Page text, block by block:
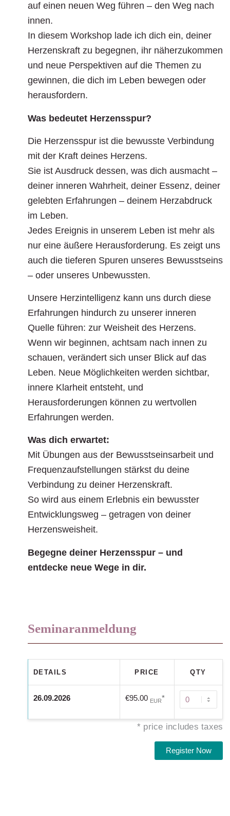
auf einen neuen Weg führen – den Weg nach
innen.
In diesem Workshop lade ich dich ein, deiner
Herzenskraft zu begegnen, ihr näherzukommen
und neue Perspektiven auf die Themen zu
gewinnen, die dich im Leben bewegen oder
herausfordern.
Was bedeutet Herzensspur?
Die Herzensspur ist die bewusste Verbindung
mit der Kraft deines Herzens.
Sie ist Ausdruck dessen, was dich ausmacht –
deiner inneren Wahrheit, deiner Essenz, deiner
gelebten Erfahrungen – deinem Herzabdruck
im Leben.
Jedes Ereignis in unserem Leben ist mehr als
nur eine äußere Herausforderung. Es zeigt uns
auch die tieferen Spuren unseres Bewusstseins
– oder unseres Unbewussten.
Unsere Herzintelligenz kann uns durch diese
Erfahrungen hindurch zu unserer inneren
Quelle führen: zur Weisheit des Herzens.
Wenn wir beginnen, achtsam nach innen zu
schauen, verändert sich unser Blick auf das
Leben. Neue Möglichkeiten werden sichtbar,
innere Klarheit entsteht, und
Herausforderungen können zu wertvollen
Erfahrungen werden.
Was dich erwartet:
Mit Übungen aus der Bewusstseinsarbeit und
Frequenzaufstellungen stärkst du deine
Verbindung zu deiner Herzenskraft.
So wird aus einem Erlebnis ein bewusster
Entwicklungsweg – getragen von deiner
Herzensweisheit.
Begegne deiner Herzensspur – und
entdecke neue Wege in dir.
Seminaranmeldung
DETAILS PRICE QTY
26.09.2026 €95.00 EUR* Quantity
* price includes taxes